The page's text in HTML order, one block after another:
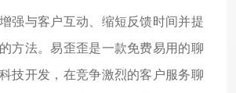
强与客户互动、缩短反馈时间并提
方法。易歪歪是一款免费易用的聊
技开发，在竞争激烈的客户服务聊